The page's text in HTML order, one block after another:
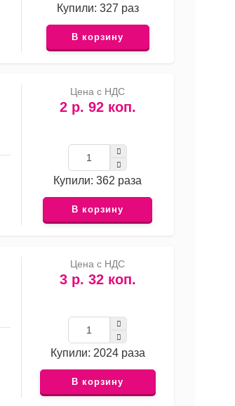
Купили: 327 раз
В корзину
Цена с НДС
2 р. 92 коп.
Купили: 362 раза
В корзину
Цена с НДС
3 р. 32 коп.
Купили: 2024 раза
В корзину